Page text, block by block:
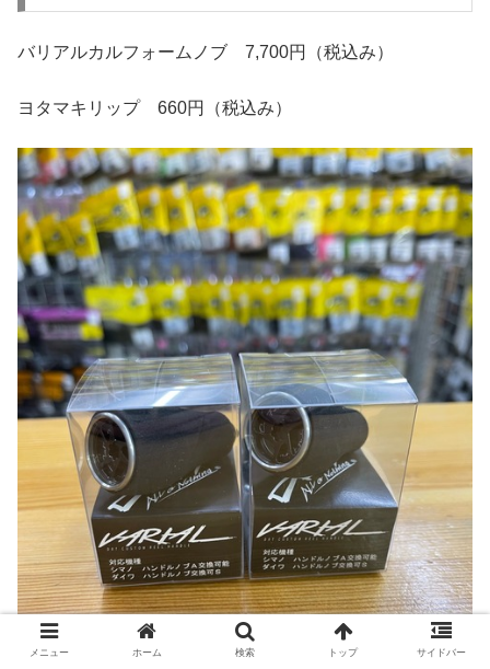
バリアルカルフォームノブ 7,700円（税込み）
ヨタマキリップ 660円（税込み）
メニュー ホーム 検索 トップ サイドバー